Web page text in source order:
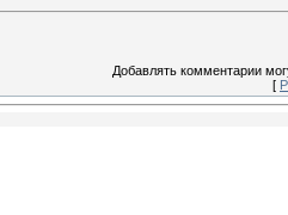
Добавлять комментарии
[